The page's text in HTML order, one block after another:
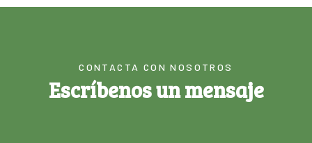
CONTACTA CON NOSOTROS
Escríbenos un mensaje